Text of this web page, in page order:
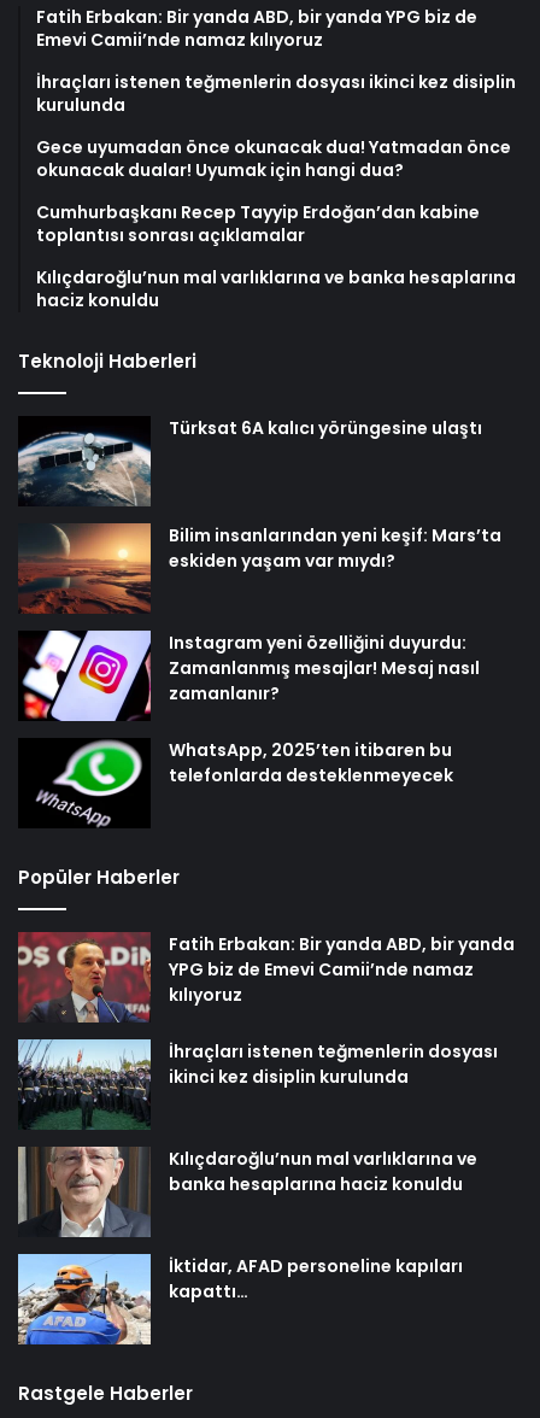
Fatih Erbakan: Bir yanda ABD, bir yanda YPG biz de
Emevi Camii’nde namaz kılıyoruz
İhraçları istenen teğmenlerin dosyası ikinci kez disiplin
kurulunda
Gece uyumadan önce okunacak dua! Yatmadan önce
okunacak dualar! Uyumak için hangi dua?
Cumhurbaşkanı Recep Tayyip Erdoğan’dan kabine
toplantısı sonrası açıklamalar
Kılıçdaroğlu’nun mal varlıklarına ve banka hesaplarına
haciz konuldu
Teknoloji Haberleri
Türksat 6A kalıcı yörüngesine ulaştı
Bilim insanlarından yeni keşif: Mars’ta
eskiden yaşam var mıydı?
Instagram yeni özelliğini duyurdu:
Zamanlanmış mesajlar! Mesaj nasıl
zamanlanır?
WhatsApp, 2025’ten itibaren bu
telefonlarda desteklenmeyecek
Popüler Haberler
Fatih Erbakan: Bir yanda ABD, bir yanda
YPG biz de Emevi Camii’nde namaz
kılıyoruz
İhraçları istenen teğmenlerin dosyası
ikinci kez disiplin kurulunda
Kılıçdaroğlu’nun mal varlıklarına ve
banka hesaplarına haciz konuldu
İktidar, AFAD personeline kapıları
kapattı…
Rastgele Haberler